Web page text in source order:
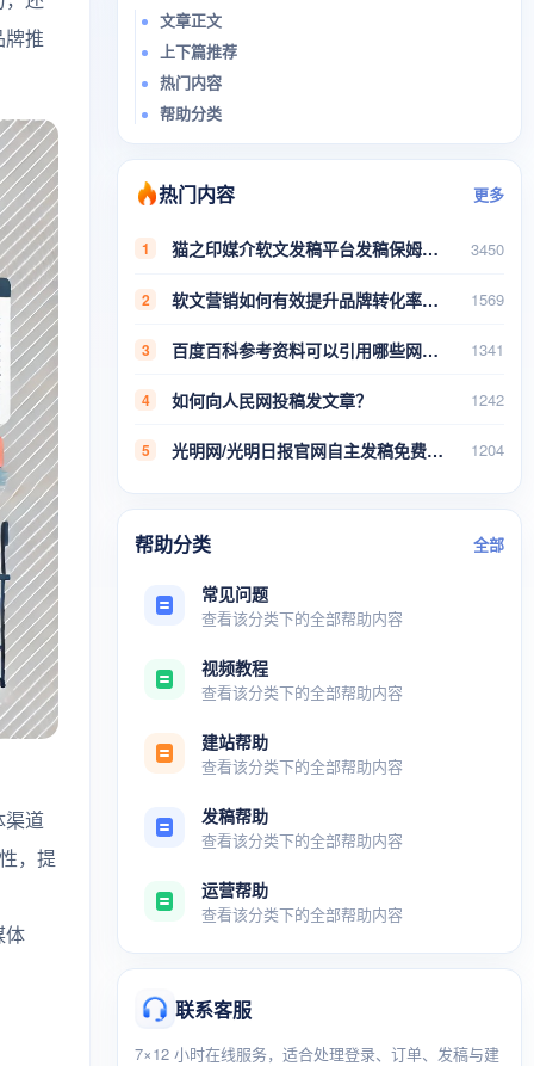
推
道
，提
体
文章正文
上下篇推荐
热门内容
帮助分类
热门内容 更多
1 猫之印媒介软文发稿平台发稿保姆式教程 3450
2 软文营销如何有效提升品牌转化率？实用技巧与案例分析 1569
3 百度百科参考资料可以引用哪些网站稿件 1341
4 如何向人民网投稿发文章？ 1242
5 光明网/光明日报官网自主发稿免费教程 1204
帮助分类 全部
常见问题
查看该分类下的全部帮助内容
视频教程
查看该分类下的全部帮助内容
建站帮助
查看该分类下的全部帮助内容
发稿帮助
查看该分类下的全部帮助内容
运营帮助
查看该分类下的全部帮助内容
联系客服
7×12 小时在线服务，适合处理登录、订单、发稿与建